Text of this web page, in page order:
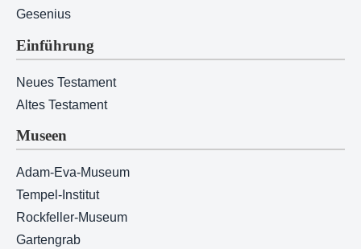
Gesenius
Einführung
Neues Testament
Altes Testament
Museen
Adam-Eva-Museum
Tempel-Institut
Rockfeller-Museum
Gartengrab